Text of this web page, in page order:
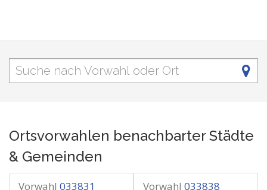
Ortsvorwahlen benachbarter Städte
& Gemeinden
Vorwahl 033831 Vorwahl 033838